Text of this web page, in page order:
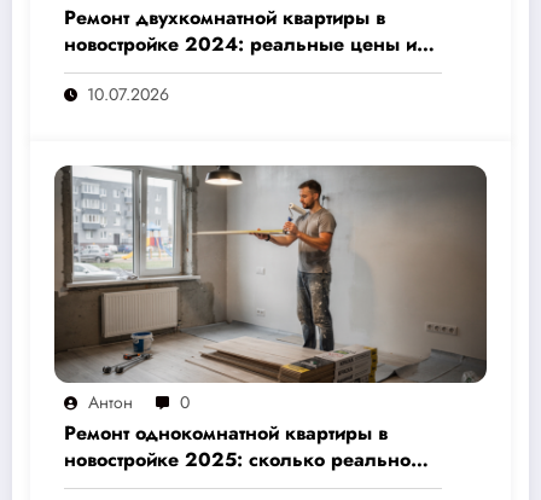
Ремонт двухкомнатной квартиры в
новостройке 2024: реальные цены и
скрытые расходы, которые вам не
назовут подрядчики
10.07.2026
Антон 0
Ремонт однокомнатной квартиры в
новостройке 2025: сколько реально
стоит и как не переплатить — полный